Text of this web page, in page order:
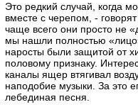
Это редкий случай, когда
вместе с черепом, -
чаще всего они просто не
мы нашли полностью
наросты были защитой от
половому признаку.
каналы ящер втягивал
наподобие музыки. За это
лебединая песня.